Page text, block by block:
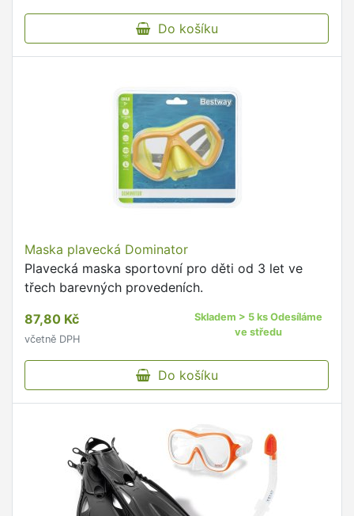
Do košíku
Maska plavecká Dominator
Plavecká maska sportovní pro děti od 3 let ve
třech barevných provedeních.
87,80 Kč
včetně DPH
Skladem > 5 ks Odesíláme
ve středu
Do košíku